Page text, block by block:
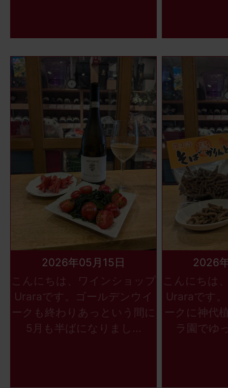
2026年05月15日
こんにちは、ワインショップ
Uraraです。ゴールデンウイ
ークも終わりあっという間に
5月も半ばになりまし...
2026
こんにちは
Uraraです
ークに神代
ラ園でゆ